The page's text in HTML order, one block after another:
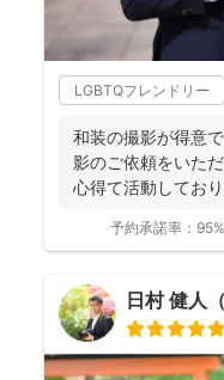
LGBTQフレンドリー
和装の撮影が得意
影のご依頼をいた
心得て活動してお
予約承諾率： 95%
日村 健人